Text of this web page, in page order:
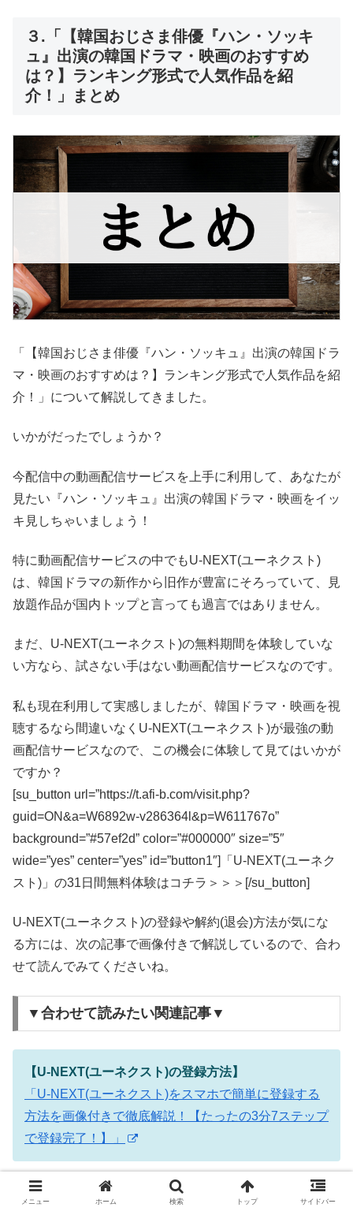
３.「【韓国おじさま俳優『ハン・ソッキ
ュ』出演の韓国ドラマ・映画のおすすめ
は？】ランキング形式で人気作品を紹
介！」まとめ
「【韓国おじさま俳優『ハン・ソッキュ』出演の韓国ドラ
マ・映画のおすすめは？】ランキング形式で人気作品を紹
介！」について解説してきました。
いかがだったでしょうか？
今配信中の動画配信サービスを上手に利用して、あなたが
見たい『ハン・ソッキュ』出演の韓国ドラマ・映画をイッ
キ見しちゃいましょう！
特に動画配信サービスの中でもU-NEXT(ユーネクスト)
は、韓国ドラマの新作から旧作が豊富にそろっていて、見
放題作品が国内トップと言っても過言ではありません。
まだ、U-NEXT(ユーネクスト)の無料期間を体験していな
い方なら、試さない手はない動画配信サービスなのです。
私も現在利用して実感しましたが、韓国ドラマ・映画を視
聴するなら間違いなくU-NEXT(ユーネクスト)が最強の動
画配信サービスなので、この機会に体験して見てはいかが
ですか？
[su_button url=”https://t.afi-b.com/visit.php?
guid=ON&a=W6892w-v286364l&p=W611767o”
background=”#57ef2d” color=”#000000″ size=”5″
wide=”yes” center=”yes” id=”button1″]「U-NEXT(ユーネク
スト)」の31日間無料体験はコチラ＞＞＞[/su_button]
U-NEXT(ユーネクスト)の登録や解約(退会)方法が気にな
る方には、次の記事で画像付きで解説しているので、合わ
せて読んでみてくださいね。
▼合わせて読みたい関連記事▼
【U-NEXT(ユーネクスト)の登録方法】
「U-NEXT(ユーネクスト)をスマホで簡単に登録する
方法を画像付きで徹底解説！【たったの3分7ステップ
で登録完了！】」
【U-NEXT(ユーネクスト)の解約・退会方法】
メニュー ホーム 検索 トップ サイドバー